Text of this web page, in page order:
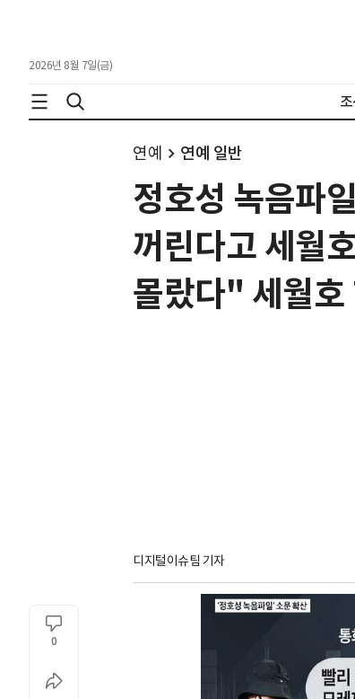
2026년 8월 7일(금)
연예 연예 일반
정호성 녹음파
꺼린다고 세월
몰랐다" 세월호
디지털이슈팀 기자
0